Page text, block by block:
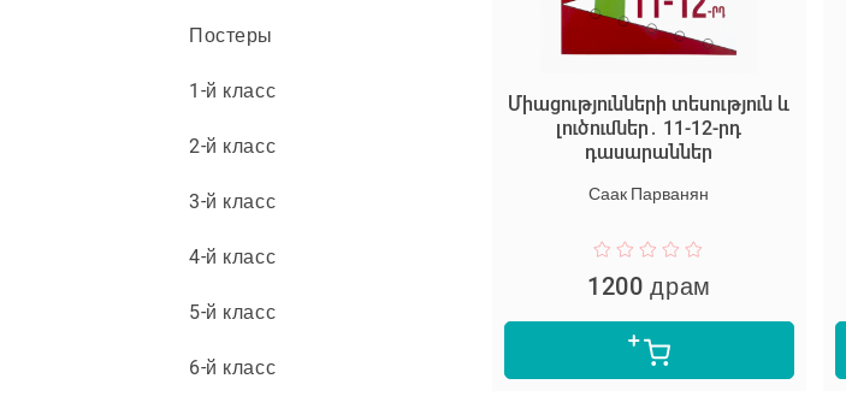
Постеры
1-й класс
2-й класс
3-й класс
4-й класс
5-й класс
6-й класс
Միացությունների տեսություն և
լուծումներ․ 11-12-րդ
դասարաններ
Саак Парванян
1200 драм